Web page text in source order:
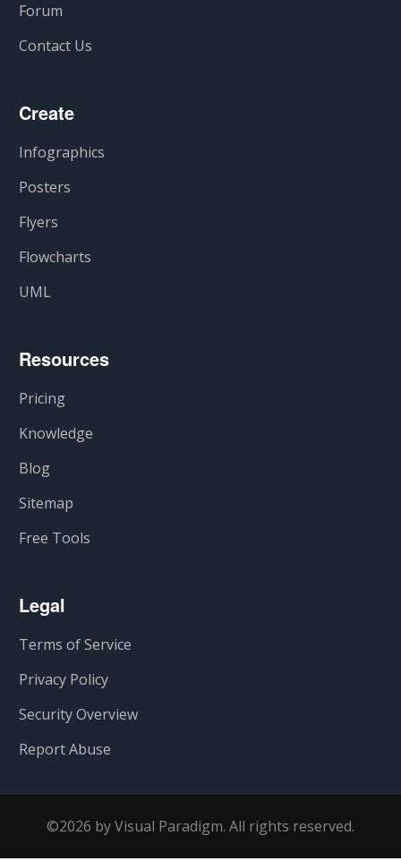
Forum
Contact Us
Create
Infographics
Posters
Flyers
Flowcharts
UML
Resources
Pricing
Knowledge
Blog
Sitemap
Free Tools
Legal
Terms of Service
Privacy Policy
Security Overview
Report Abuse
©2026 by Visual Paradigm. All rights reserved.